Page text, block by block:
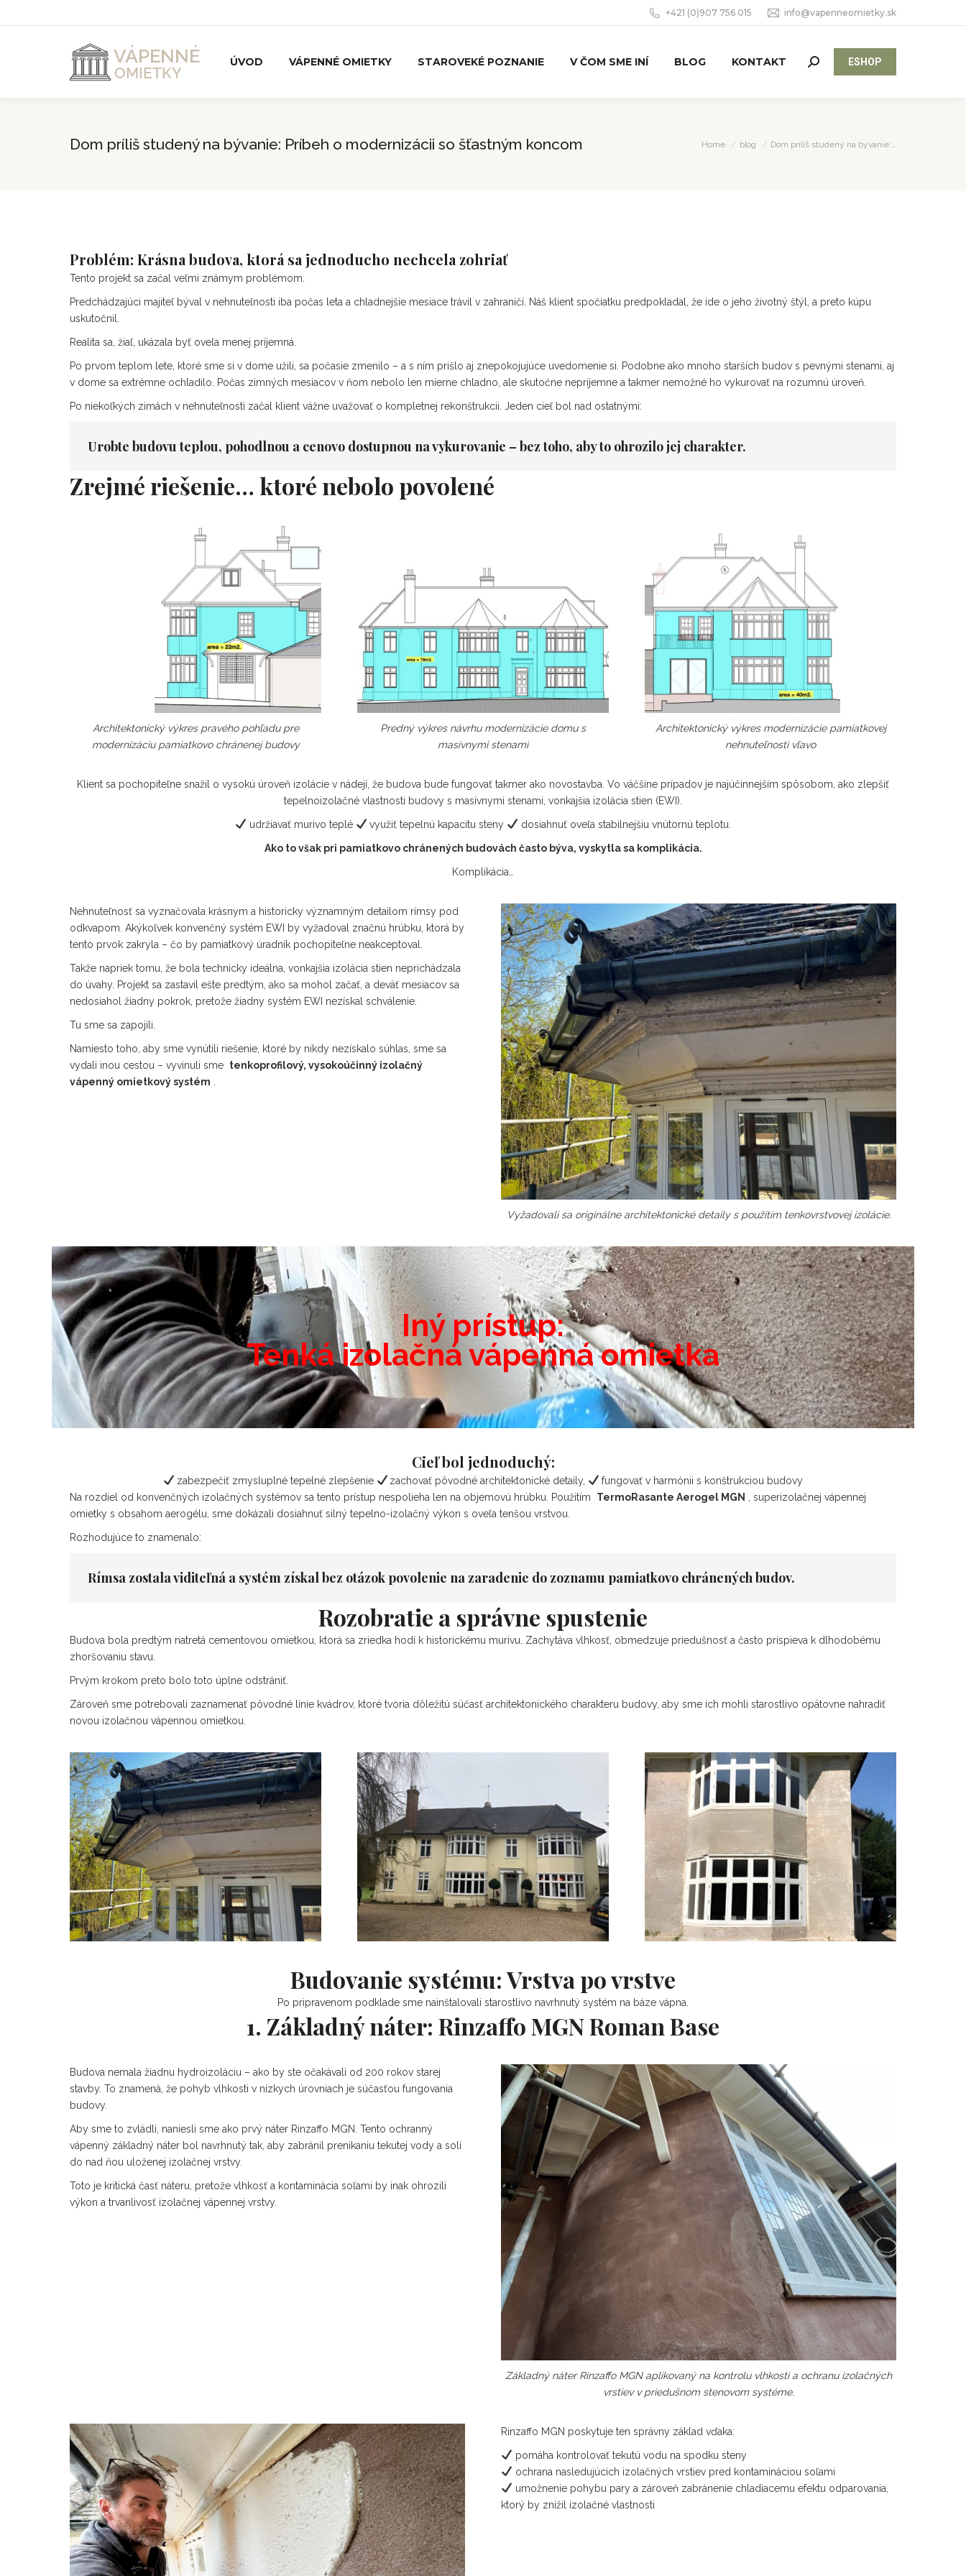
+421 (0)907 756 015 info@vapenneomietky.sk
ÚVOD VÁPENNÉ OMIETKY STAROVEKÉ POZNANIE V ČOM SME INÍ BLOG KONTAKT Search: ESHOP
Dom príliš studený na bývanie: Príbeh o modernizácii so šťastným koncom You are here:
Home blog Dom príliš studený na bývanie:…
Problém: Krásna budova, ktorá sa jednoducho nechcela zohriať
Tento projekt sa začal veľmi známym problémom.
Predchádzajúci majiteľ býval v nehnuteľnosti iba počas leta a chladnejšie mesiace trávil v zahraničí. Náš klient spočiatku predpokladal, že ide o jeho životný štýl, a preto kúpu
uskutočnil.
Realita sa, žiaľ, ukázala byť oveľa menej príjemná.
Po prvom teplom lete, ktoré sme si v dome užili, sa počasie zmenilo – a s ním prišlo aj znepokojujúce uvedomenie si. Podobne ako mnoho starších budov s pevnými stenami, aj
v dome sa extrémne ochladilo. Počas zimných mesiacov v ňom nebolo len mierne chladno, ale skutočne nepríjemne a takmer nemožné ho vykurovať na rozumnú úroveň.
Po niekoľkých zimách v nehnuteľnosti začal klient vážne uvažovať o kompletnej rekonštrukcii. Jeden cieľ bol nad ostatnými:
Urobte budovu teplou, pohodlnou a cenovo dostupnou na vykurovanie – bez toho, aby to ohrozilo jej charakter.
Zrejmé riešenie… ktoré nebolo povolené
Architektonický výkres pravého pohľadu pre
modernizáciu pamiatkovo chránenej budovy
Predný výkres návrhu modernizácie domu s
masívnymi stenami
Architektonický výkres modernizácie pamiatkovej
nehnuteľnosti vľavo
Klient sa pochopiteľne snažil o vysokú úroveň izolácie v nádeji, že budova bude fungovať takmer ako novostavba. Vo väčšine prípadov je najúčinnejším spôsobom, ako zlepšiť
tepelnoizolačné vlastnosti budovy s masívnymi stenami, vonkajšia izolácia stien (EWI).
udržiavať murivo teplé využiť tepelnú kapacitu steny dosiahnuť oveľa stabilnejšiu vnútornú teplotu.
Ako to však pri pamiatkovo chránených budovách často býva, vyskytla sa komplikácia.
Komplikácia…
Nehnuteľnosť sa vyznačovala krásnym a historicky významným detailom rímsy pod
odkvapom. Akýkoľvek konvenčný systém EWI by vyžadoval značnú hrúbku, ktorá by
tento prvok zakryla – čo by pamiatkový úradník pochopiteľne neakceptoval.
Takže napriek tomu, že bola technicky ideálna, vonkajšia izolácia stien neprichádzala
do úvahy. Projekt sa zastavil ešte predtým, ako sa mohol začať, a deväť mesiacov sa
nedosiahol žiadny pokrok, pretože žiadny systém EWI nezískal schválenie.
Tu sme sa zapojili.
Namiesto toho, aby sme vynútili riešenie, ktoré by nikdy nezískalo súhlas, sme sa
vydali inou cestou – vyvinuli sme tenkoprofilový, vysokoúčinný izolačný
vápenný omietkový systém
Vyžadovali sa originálne architektonické detaily s použitím tenkovrstvovej izolácie.
Iný prístup:
Tenká izolačná vápenná omietka
Cieľ bol jednoduchý:
zabezpečiť zmysluplné tepelné zlepšenie zachovať pôvodné architektonické detaily,
fungovať v harmónii s konštrukciou budovy
Na rozdiel od konvenčných izolačných systémov sa tento prístup nespolieha len na objemovú hrúbku. Použitím TermoRasante Aerogel MGN
, superizolačnej vápennej
omietky s obsahom aerogélu, sme dokázali dosiahnuť silný tepelno-izolačný výkon s oveľa tenšou vrstvou.
Rozhodujúce to znamenalo:
Rímsa zostala viditeľná a systém získal bez otázok povolenie na zaradenie do zoznamu pamiatkovo chránených budov.
Rozobratie a správne spustenie
Budova bola predtým natretá cementovou omietkou, ktorá sa zriedka hodí k historickému murivu. Zachytáva vlhkosť, obmedzuje priedušnosť a často prispieva k dlhodobému
zhoršovaniu stavu.
Prvým krokom preto bolo toto úplne odstrániť.
Zároveň sme potrebovali zaznamenať pôvodné línie kvádrov, ktoré tvoria dôležitú súčasť architektonického charakteru budovy, aby sme ich mohli starostlivo opätovne nahradiť
novou izolačnou vápennou omietkou.
Budovanie systému: Vrstva po vrstve
Po pripravenom podklade sme nainštalovali starostlivo navrhnutý systém na báze vápna.
1. Základný náter: Rinzaffo MGN Roman Base
Budova nemala žiadnu hydroizoláciu – ako by ste očakávali od 200 rokov starej
stavby. To znamená, že pohyb vlhkosti v nízkych úrovniach je súčasťou fungovania
budovy.
Aby sme to zvládli, naniesli sme ako prvý náter Rinzaffo MGN. Tento ochranný
vápenný základný náter bol navrhnutý tak, aby zabránil prenikaniu tekutej vody a solí
do nad ňou uloženej izolačnej vrstvy.
Toto je kritická časť náteru, pretože vlhkosť a kontaminácia soľami by inak ohrozili
výkon a trvanlivosť izolačnej vápennej vrstvy.
Základný náter Rinzaffo MGN aplikovaný na kontrolu vlhkosti a ochranu izolačných
vrstiev v priedušnom stenovom systéme.
Rinzaffo MGN poskytuje ten správny základ vďaka:
pomáha kontrolovať tekutú vodu na spodku steny
ochrana nasledujúcich izolačných vrstiev pred kontamináciou soľami
umožnenie pohybu pary a zároveň zabránenie chladiacemu efektu odparovania,
ktorý by znížil izolačné vlastnosti